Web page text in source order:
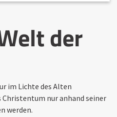
der
im Lichte des Alten
Christentum nur anhand seiner
werden.